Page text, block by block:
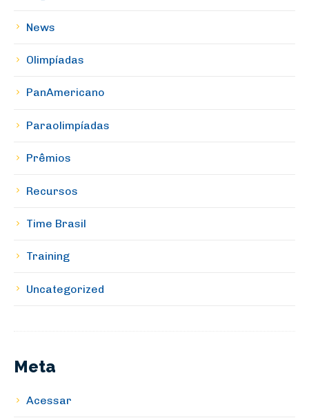
News
Olimpíadas
PanAmericano
Paraolimpíadas
Prêmios
Recursos
Time Brasil
Training
Uncategorized
Meta
Acessar